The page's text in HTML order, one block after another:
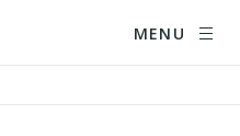
MENU